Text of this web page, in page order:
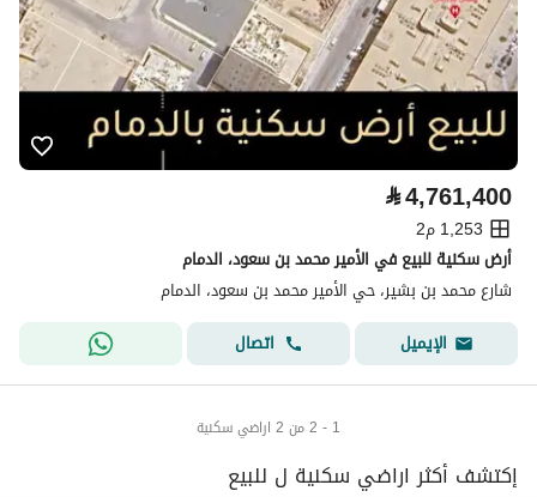
⃁4,761,400
1,253 م2
أرض سكنية للبيع في الأمير محمد بن سعود، الدمام
شارع محمد بن بشير، حي الأمير محمد بن سعود، الدمام
الإيميل
اتصال
1 - 2 من 2 اراضي سكنية
إكتشف أكثر اراضي سكنية ل للبيع